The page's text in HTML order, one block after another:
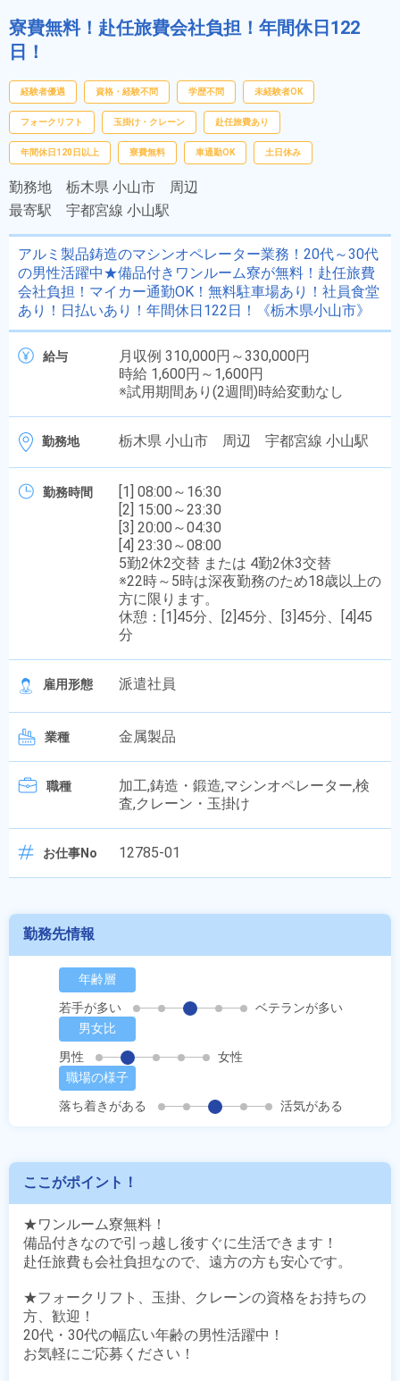
寮費無料！赴任旅費会社負担！年間休日122
日！
経験者優遇 資格・経験不問 学歴不問 未経験者OK
フォークリフト 玉掛け・クレーン 赴任旅費あり
年間休日120日以上 寮費無料 車通勤OK 土日休み
勤務地 栃木県 小山市 周辺
最寄駅 宇都宮線 小山駅
アルミ製品鋳造のマシンオペレーター業務！20代～30代
の男性活躍中★備品付きワンルーム寮が無料！赴任旅費
会社負担！マイカー通勤OK！無料駐車場あり！社員食堂
あり！日払いあり！年間休日122日！《栃木県小山市》
給与
月収例 310,000円～330,000円
時給 1,600円～1,600円
※試用期間あり(2週間)時給変動なし
勤務地 栃木県 小山市 周辺 宇都宮線 小山駅
勤務時間
[1] 08:00～16:30
[2] 15:00～23:30
[3] 20:00～04:30
[4] 23:30～08:00
5勤2休2交替 または 4勤2休3交替
※22時～5時は深夜勤務のため18歳以上の
方に限ります。
休憩：[1]45分、[2]45分、[3]45分、[4]45
分
雇用形態 派遣社員
業種 金属製品
職種
加工,鋳造・鍛造,マシンオペレーター,検
査,クレーン・玉掛け
お仕事No 12785-01
勤務先情報
年齢層
若手が多い
ベテランが多い
男女比
男性
女性
職場の様子
落ち着きがある
活気がある
ここがポイント！
★ワンルーム寮無料！
備品付きなので引っ越し後すぐに生活できます！
赴任旅費も会社負担なので、遠方の方も安心です。
★フォークリフト、玉掛、クレーンの資格をお持ちの
方、歓迎！
20代・30代の幅広い年齢の男性活躍中！
お気軽にご応募ください！